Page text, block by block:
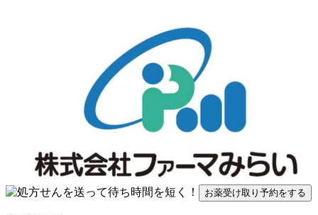
お薬受け取り予約をする